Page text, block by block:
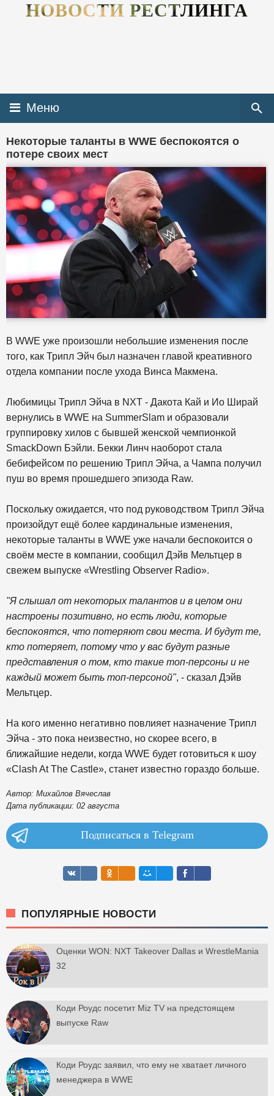
НОВОСТИ РЕСТЛИНГА
Меню
Некоторые таланты в WWE беспокоятся о
потере своих мест
В WWE уже произошли небольшие изменения после
того, как Трипл Эйч был назначен главой креативного
отдела компании после ухода Винса Макмена.
Любимицы Трипл Эйча в NXT - Дакота Кай и Ио Ширай
вернулись в WWE на SummerSlam и образовали
группировку хилов с бывшей женской чемпионкой
SmackDown Бэйли. Бекки Линч наоборот стала
бебифейсом по решению Трипл Эйча, а Чампа получил
пуш во время прошедшего эпизода Raw.
Поскольку ожидается, что под руководством Трипл Эйча
произойдут ещё более кардинальные изменения,
некоторые таланты в WWE уже начали беспокоится о
своём месте в компании, сообщил Дэйв Мельтцер в
свежем выпуске «Wrestling Observer Radio».
"Я слышал от некоторых талантов и в целом они
настроены позитивно, но есть люди, которые
беспокоятся, что потеряют свои места. И будут те,
кто потеряет, потому что у вас будут разные
представления о том, кто такие топ-персоны и не
каждый может быть топ-персоной", - сказал Дэйв
Мельтцер.
На кого именно негативно повлияет назначение Трипл
Эйча - это пока неизвестно, но скорее всего, в
ближайшие недели, когда WWE будет готовиться к шоу
«Clash At The Castle», станет известно гораздо больше.
Автор: Михайлов Вячеслав
Дата публикации: 02 августа
Подписаться в Telegram
ПОПУЛЯРНЫЕ НОВОСТИ
Оценки WON: NXT Takeover Dallas и WrestleMania
32
Коди Роудс посетит Miz TV на предстоящем
выпуске Raw
Коди Роудс заявил, что ему не хватает личного
менеджера в WWE